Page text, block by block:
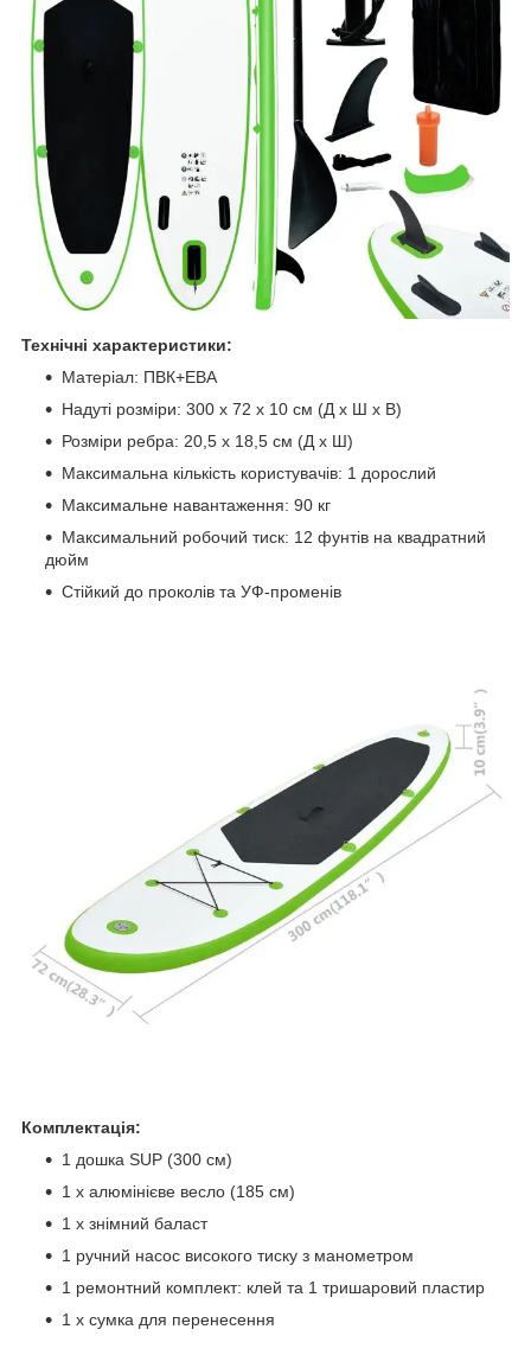
Технічні характеристики:
Матеріал: ПВК+ЕВА
Надуті розміри: 300 х 72 х 10 см (Д х Ш х В)
Розміри ребра: 20,5 х 18,5 см (Д х Ш)
Максимальна кількість користувачів: 1 дорослий
Максимальне навантаження: 90 кг
Максимальний робочий тиск: 12 фунтів на квадратний
дюйм
Стійкий до проколів та УФ-променів
Комплектація:
1 дошка SUP (300 см)
1 х алюмінієве весло (185 см)
1 х знімний баласт
1 ручний насос високого тиску з манометром
1 ремонтний комплект: клей та 1 тришаровий пластир
1 х сумка для перенесення